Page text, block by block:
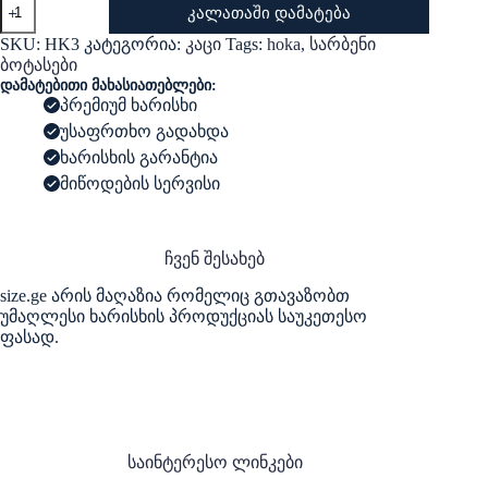
Hoka
-
Running
shoes
White
კალათაში დამატება
SKU: HK3 კატეგორია: კაცი Tags: hoka, სარბენი
ბოტასები
დამატებითი მახასიათებლები:
პრემიუმ ხარისხი
უსაფრთხო გადახდა
ხარისხის გარანტია
მიწოდების სერვისი
ჩვენ შესახებ
size.ge არის მაღაზია რომელიც გთავაზობთ
უმაღლესი ხარისხის პროდუქციას საუკეთესო
ფასად.
საინტერესო ლინკები